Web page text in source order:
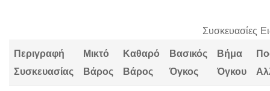
Συσκευασίες
Περιγραφή
Συσκευασίας
Μικτό
Βάρος
Καθαρό
Βάρος
Βασικός
Όγκος
Βήμα
Όγκου